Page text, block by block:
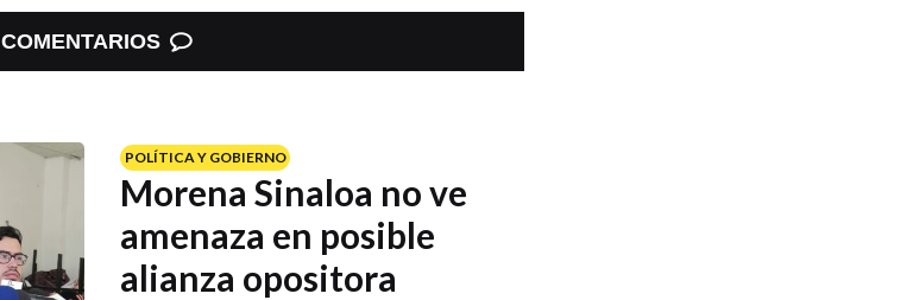
COMENTARIOS
POLÍTICA Y GOBIERNO
Morena Sinaloa no ve
amenaza en posible
alianza opositora